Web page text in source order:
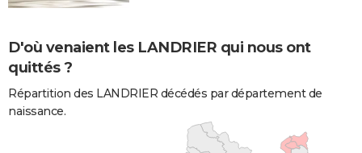
D'où venaient les LANDRIER qui nous ont
quittés ?
Répartition des LANDRIER décédés par département de
naissance.